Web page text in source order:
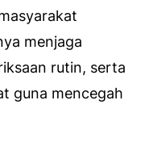
menjaga
rutin, serta
guna mencegah